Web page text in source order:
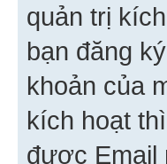
quản trị
bạn đăng
khoản của
kích hoạt
được Email